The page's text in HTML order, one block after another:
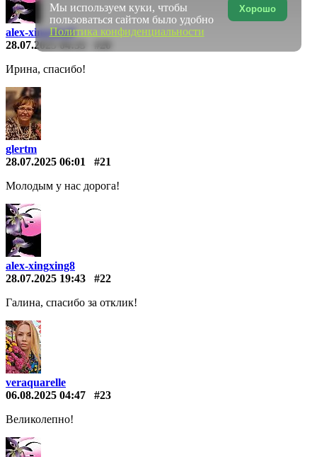
alex-xingxing8
28.07.2025 04:33
Ирина, спасибо!
glertm
28.07.2025 06:01
#21
Молодым у нас дорога!
alex-xingxing8
28.07.2025 19:43
#22
Галина, спасибо за отклик!
veraquarelle
06.08.2025 04:47
#23
Великолепно!
Хорошо
Мы используем куки, чтобы
пользоваться сайтом было удобно
Политика конфиденциальности